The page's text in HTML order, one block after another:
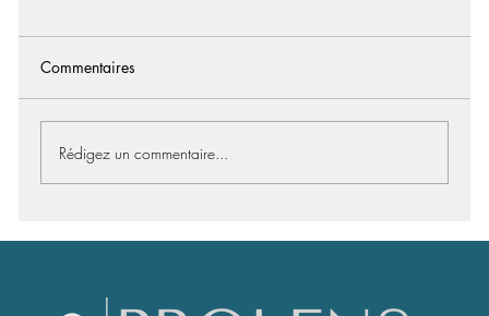
Comprendre les prothèses oculaires avec
Commentaires
Rédigez un commentaire...